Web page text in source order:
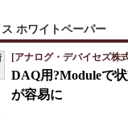
ホワイトペーパー
[アナログ・デバイセズ株
DAQ用?Moduleで
が容易に